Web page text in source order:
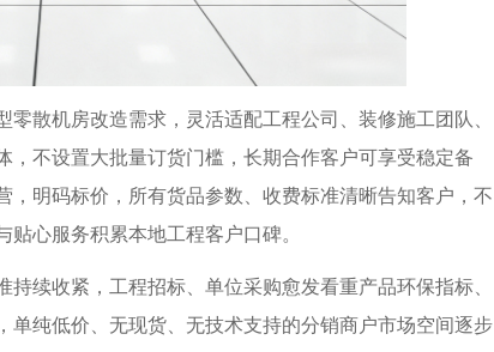
机房改造需求，灵活适配工程公司、装修施工团队、
不设置大批量订货门槛，长期合作客户可享受稳定备
明码标价，所有货品参数、收费标准清晰告知客户，不
心服务积累本地工程客户口碑。
收紧，工程招标、单位采购愈发看重产品环保指标、
单纯低价、无现货、无技术支持的分销商户市场空间逐步